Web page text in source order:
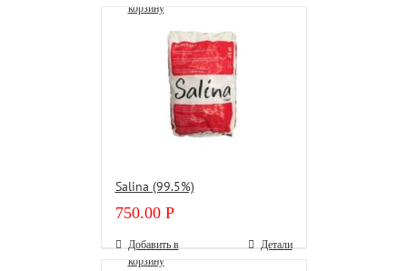
корзину
Salina (99.5%)
750.00 Р
Добавить в
корзину
Детали